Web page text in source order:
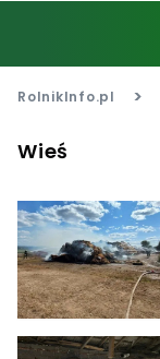
RolnikInfo.pl >
Wieś